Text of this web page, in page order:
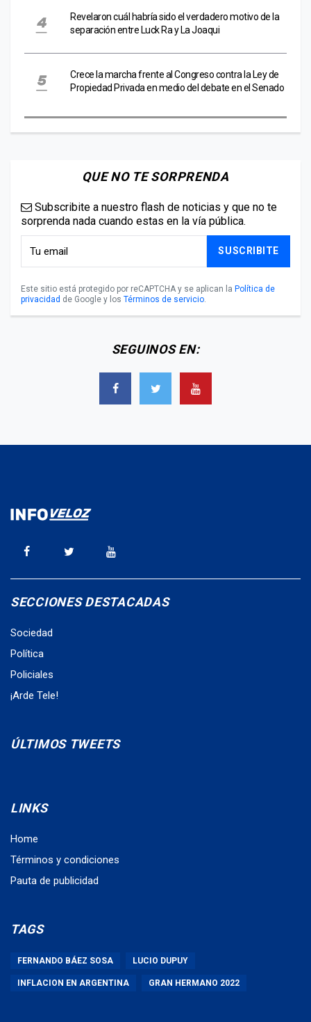
Revelaron cuál habría sido el verdadero motivo de la
separación entre Luck Ra y La Joaqui
Crece la marcha frente al Congreso contra la Ley de
Propiedad Privada en medio del debate en el Senado
QUE NO TE SORPRENDA
Subscribite a nuestro flash de noticias y que no te
sorprenda nada cuando estas en la vía pública.
SUSCRIBITE
Este sitio está protegido por reCAPTCHA y se aplican la Política de
privacidad de Google y los Términos de servicio.
SEGUINOS EN:
SECCIONES DESTACADAS
Sociedad
Política
Policiales
¡Arde Tele!
ÚLTIMOS TWEETS
LINKS
Home
Términos y condiciones
Pauta de publicidad
TAGS
FERNANDO BÁEZ SOSA LUCIO DUPUY
INFLACION EN ARGENTINA GRAN HERMANO 2022